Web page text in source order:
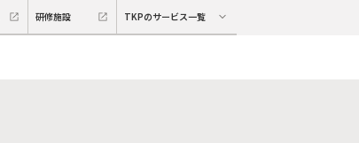
研修施設 TKPのサービス一覧